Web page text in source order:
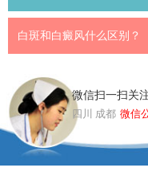
白斑和白癜风什么区别？
微信扫一扫关
四川 成都 微信